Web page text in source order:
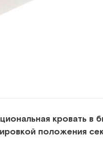
кровать в
положения